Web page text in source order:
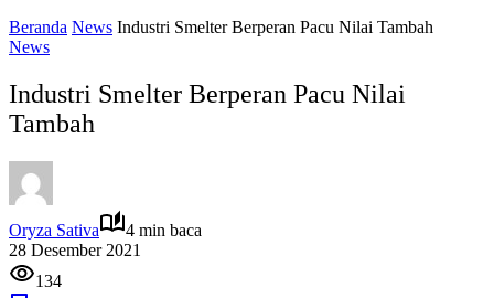
Beranda News Industri Smelter Berperan Pacu Nilai Tambah
News
Industri Smelter Berperan Pacu Nilai
Tambah
Oryza Sativa
4 min baca
28 Desember 2021
134